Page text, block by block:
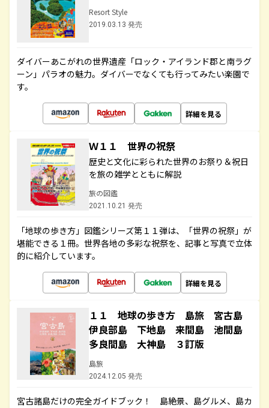
Resort Style
2019.03.13 発売
ダイバーあこがれの世界遺産「ロック・アイランド郡と南ラグ
ーン」パラオの魅力。ダイバーでなくても行ってみたい楽園で
す。
詳細を見る
Ｗ１１ 世界の祝祭
歴史と文化に彩られた世界のお祭り＆祝日
を旅の雑学とともに解説
旅の図鑑
2021.10.21 発売
「地球の歩き方」図鑑シリーズ第１１弾は、「世界の祝祭」が
堪能できる１冊。世界各地の多彩な祝祭を、記事と写真で立体
的に紹介しています。
詳細を見る
１１ 地球の歩き方 島旅 宮古島
伊良部島 下地島 来間島 池間島
多良間島 大神島 ３訂版
島旅
2024.12.05 発売
宮古諸島だけの完全ガイドブック！ 島絶景、島グルメ、島カ